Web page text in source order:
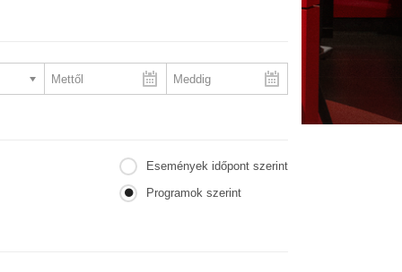
Események időpont szerint
Programok szerint